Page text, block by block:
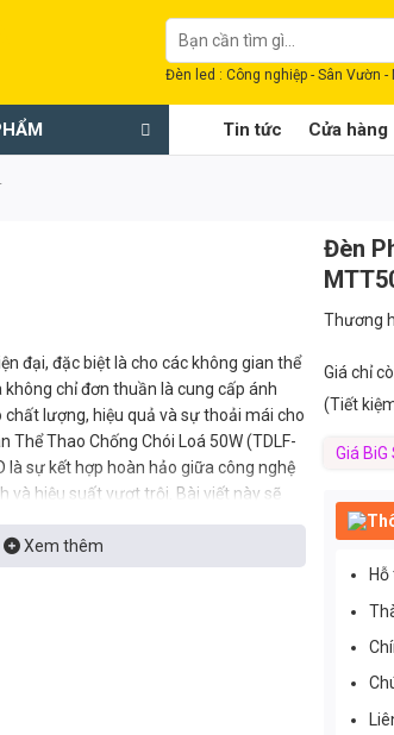
Tìm
kiếm:
Đèn led : Công nghiệp - Sân Vườn
Tin tức Cửa hàng
đại, đặc biệt là cho các không gian thể
chỉ đơn thuần là cung cấp ánh
lượng, hiệu quả và sự thoải mái cho
Thể Thao Chống Chói Loá 50W (TDLF-
là sự kết hợp hoàn hảo giữa công nghệ
và hiệu suất vượt trội. Bài viết này sẽ
thực tế đến phân tích kinh tế, giúp
suốt nhất.
Xem thêm
Đèn
Thương
Giá chỉ
(Tiết
Giá